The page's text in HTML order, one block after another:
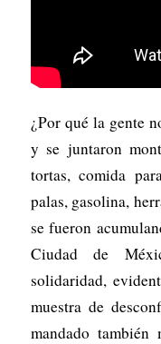
¿Por qué la gente
y se juntaron
tortas, comida
palas, gasolina,
se fueron
Ciudad de
solidaridad,
muestra de
mandado también